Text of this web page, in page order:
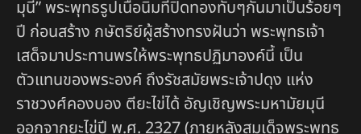
มุนี” พระพุทธรูปเนื้อนิ่มที่ปิดทองทับๆกันมาเป็นร้อยๆ
ปี ก่อนสร้าง กษัตริย์ผู้สร้างทรงฝันว่า พระพุทธเจ้า
เสด็จมาประทานพรให้พระพุทธปฏิมาองค์นี้ เป็น
ตัวแทนของพระองค์ ถึงรัชสมัยพระเจ้าปดุง แห่ง
ราชวงศ์คองบอง ตียะไข่ได้ อัญเชิญพระมหามัยมุนี
ออกจากยะไข่ปี พ.ศ. 2327 (ภายหลังสมเด็จพระพุทธ